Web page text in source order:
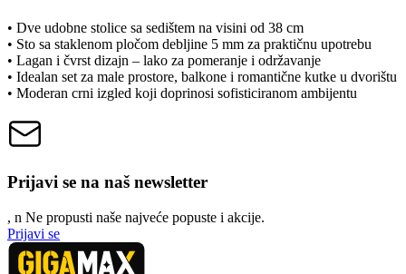
• Dve udobne stolice sa sedištem na visini od 38 cm
• Sto sa staklenom pločom debljine 5 mm za praktičnu upotrebu
• Lagan i čvrst dizajn – lako za pomeranje i održavanje
• Idealan set za male prostore, balkone i romantične kutke u dvorištu
• Moderan crni izgled koji doprinosi sofisticiranom ambijentu
Prijavi se na naš newsletter
, n Ne propusti naše najveće popuste i akcije.
Prijavi se